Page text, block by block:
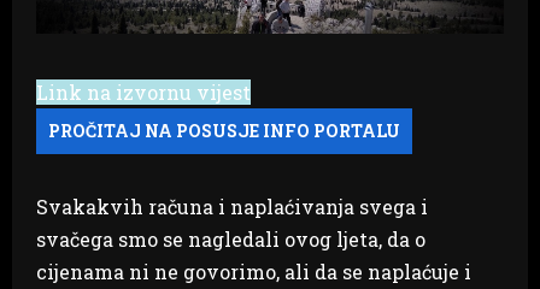
Link na izvornu vijest
Svakakvih računa i naplaćivanja svega i
svačega smo se nagledali ovog ljeta, da o
cijenama ni ne govorimo, ali da se naplaćuje i